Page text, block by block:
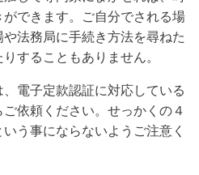
できます。ご自分でされる場
法務局に手続き方法を尋ねた
することもありません。
電子定款認証に対応している
依頼ください。せっかくの４
う事にならないようご注意く